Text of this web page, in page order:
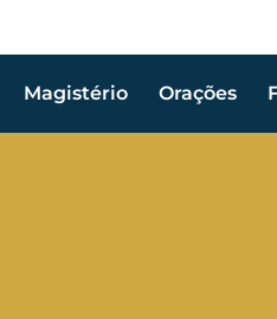
Magistério Orações